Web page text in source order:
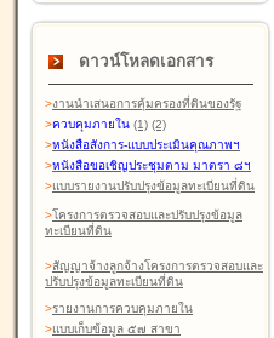
ดาวน์โหลดเอกสาร
>งานนำเสนอการคุ้มครองที่ดินของรัฐ
>ควบคุมภายใน (1) (2)
>หนังสือสังการ-แบบประเมินคุณภาพฯ
>หนังสือขอเชิญประชุมตาม มาตรา ๘ฯ
>แบบรายงานปรับปรุงข้อมูลทะเบียนที่ดิน
>โครงการตรวจสอบและปรับปรุงข้อมูล
ทะเบียนที่ดิน
>สัญญาจ้างลูกจ้างโครงการตรวจสอบและ
ปรับปรุงข้อมูลทะเบียนที่ดิน
>รายงานการควบคุมภายใน
>แบบเก็บข้อมูล ๕๗ สาขา